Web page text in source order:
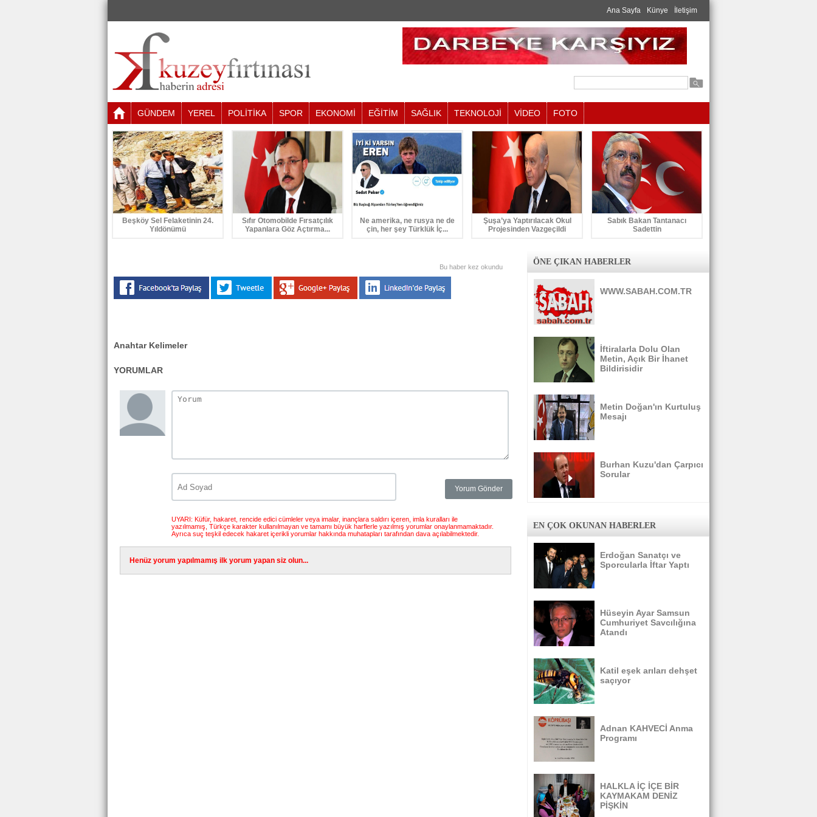
Ana Sayfa Künye İletişim
GÜNDEM YEREL POLİTİKA SPOR EKONOMİ EĞİTİM SAĞLIK TEKNOLOJİ VİDEO FOTO
Beşköy Sel Felaketinin 24.
Yıldönümü
Sıfır Otomobilde Fırsatçılık
Yapanlara Göz Açtırma...
Ne amerika, ne rusya ne de
çin, her şey Türklük İç...
Şuşa’ya Yaptırılacak Okul
Projesinden Vazgeçildi
Sabık Bakan Tantanacı
Sadettin
Bu haber kez okundu
Anahtar Kelimeler
YORUMLAR
UYARI: Küfür, hakaret, rencide edici cümleler veya imalar, inançlara saldırı içeren, imla kuralları ile
yazılmamış, Türkçe karakter kullanılmayan ve tamamı büyük harflerle yazılmış yorumlar onaylanmamaktadır.
Ayrıca suç teşkil edecek hakaret içerikli yorumlar hakkında muhatapları tarafından dava açılabilmektedir.
Henüz yorum yapılmamış ilk yorum yapan siz olun...
ÖNE ÇIKAN HABERLER
WWW.SABAH.COM.TR
İftiralarla Dolu Olan
Metin, Açık Bir İhanet
Bildirisidir
Metin Doğan'ın Kurtuluş
Mesajı
Burhan Kuzu'dan Çarpıcı
Sorular
EN ÇOK OKUNAN HABERLER
Erdoğan Sanatçı ve
Sporcularla İftar Yaptı
Hüseyin Ayar Samsun
Cumhuriyet Savcılığına
Atandı
Katil eşek arıları dehşet
saçıyor
Adnan KAHVECİ Anma
Programı
HALKLA İÇ İÇE BİR
KAYMAKAM DENİZ
PİŞKİN